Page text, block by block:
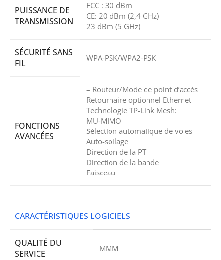
PUISSANCE DE
TRANSMISSION
FCC : 30 dBm
CE: 20 dBm (2,4 GHz)
23 dBm (5 GHz)
SÉCURITÉ SANS
FIL
WPA-PSK/WPA2-PSK
FONCTIONS
AVANCÉES
– Routeur/Mode de point d’accès
Retournaire optionnel Ethernet
Technologie TP-Link Mesh:
MU-MIMO
Sélection automatique de voies
Auto-soilage
Direction de la PT
Direction de la bande
Faisceau
CARACTÉRISTIQUES LOGICIELS
QUALITÉ DU
SERVICE
MMM